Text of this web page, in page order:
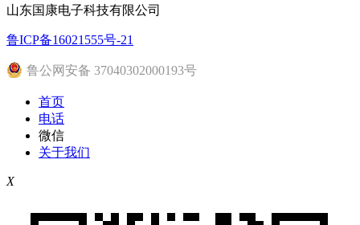
山东国康电子科技有限公司
鲁ICP备16021555号-21
鲁公网安备 37040302000193号
首页
电话
微信
关于我们
X